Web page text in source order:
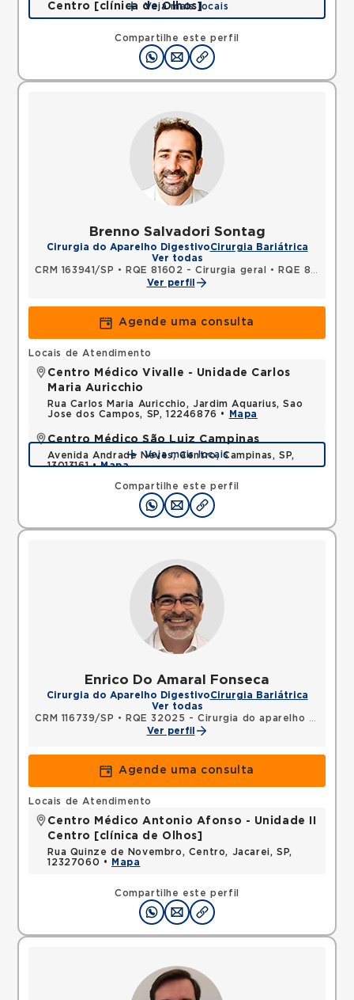
Compartilhe este perfil
Centro [clínica de Olhos]
Rua Quinze de Novembro, Centro, Jacarei, SP,
Mapa
Veja mais locais
Brenno Salvadori Sontag
Cirurgia do Aparelho DigestivoCirurgia Bariátrica
Ver todas
CRM 163941/SP • RQE 81602 - Cirurgia geral •
RQE 81603 - Cirurgia do aparelho digestivo
Ver perfil
Agende uma consulta
Compartilhe este perfil
Locais de Atendimento
Centro Médico Vivalle - Unidade Carlos
Maria Auricchio
Rua Carlos Maria Auricchio, Jardim Aquarius, Sao
Jose dos Campos, SP, 12246876 •
Mapa
Centro Médico São Luiz Campinas
Avenida Andrade Neves, Centro, Campinas, SP,
13013161 •Mapa
Veja mais locais
Enrico Do Amaral Fonseca
Cirurgia do Aparelho DigestivoCirurgia Bariátrica
Ver todas
CRM 116739/SP •
RQE 32025 - Cirurgia do aparelho digestivo
Ver perfil
Agende uma consulta
Compartilhe este perfil
Locais de Atendimento
Centro Médico Antonio Afonso - Unidade II
Centro [clínica de Olhos]
Rua Quinze de Novembro, Centro, Jacarei, SP,
12327060 •
Mapa